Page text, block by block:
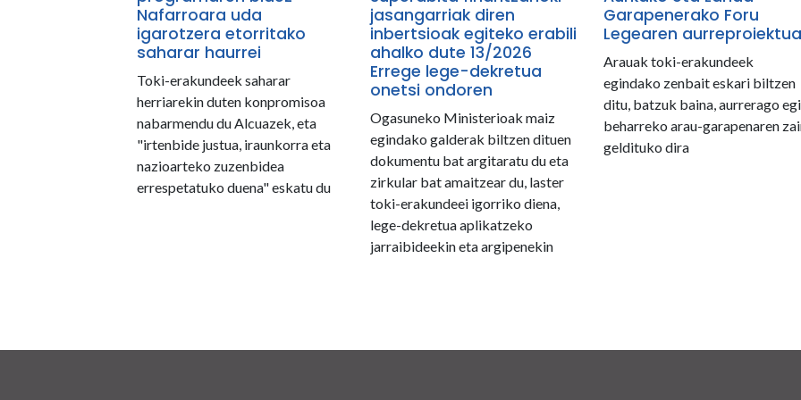
Nafarroara uda
igarotzera etorritako
saharar haurrei
Toki-erakundeek saharar
herriarekin duten konpromisoa
nabarmendu du Alcuazek, eta
"irtenbide justua, iraunkorra eta
nazioarteko zuzenbidea
errespetatuko duena" eskatu du
jasangarriak diren
inbertsioak egiteko erabili
ahalko dute 13/2026
Errege lege-dekretua
onetsi ondoren
Ogasuneko Ministerioak maiz
egindako galderak biltzen dituen
dokumentu bat argitaratu du eta
zirkular bat amaitzear du, laster
toki-erakundeei igorriko diena,
lege-dekretua aplikatzeko
jarraibideekin eta argipenekin
Garapenerako Foru
Legearen aurreproiektua
Arauak toki-erakundeek
egindako zenbait eskari biltzen
ditu, batzuk baina, aurrerago
beharreko arau-garapenaren
geldituko dira